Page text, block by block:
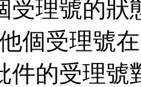
受理號的狀
個受理號
件的受理號